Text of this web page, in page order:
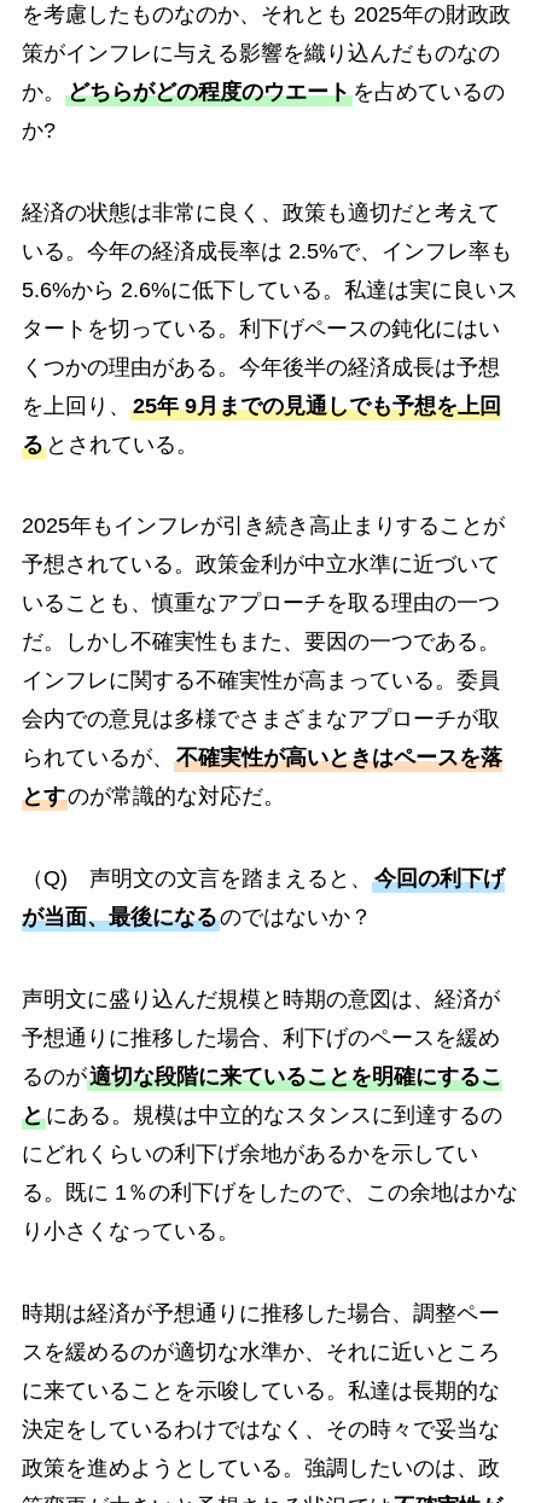
を考慮したものなのか、それとも 2025年の財政政
策がインフレに与える影響を織り込んだものなの
か。 どちらがどの程度のウエートを占めているの
か?
経済の状態は非常に良く、政策も適切だと考えて
いる。今年の経済成長率は 2.5%で、インフレ率も
5.6%から 2.6%に低下している。私達は実に良いス
タートを切っている。利下げペースの鈍化にはい
くつかの理由がある。今年後半の経済成長は予想
を上回り、 25年 9月までの見通しでも予想を上回
るとされている。
2025年もインフレが引き続き高止まりすることが
予想されている。政策金利が中立水準に近づいて
いることも、慎重なアプローチを取る理由の一つ
だ。しかし不確実性もまた、要因の一つである。
インフレに関する不確実性が高まっている。委員
会内での意見は多様でさまざまなアプローチが取
られているが、 不確実性が高いときはペースを落
とすのが常識的な対応だ。
（Q) 声明文の文言を踏まえると、 今回の利下げ
が当面、最後になるのではないか？
声明文に盛り込んだ規模と時期の意図は、経済が
予想通りに推移した場合、利下げのペースを緩め
るのが適切な段階に来ていることを明確にするこ
とにある。規模は中立的なスタンスに到達するの
にどれくらいの利下げ余地があるかを示してい
る。既に 1％の利下げをしたので、この余地はかな
り小さくなっている。
時期は経済が予想通りに推移した場合、調整ペー
スを緩めるのが適切な水準か、それに近いところ
に来ていることを示唆している。私達は長期的な
決定をしているわけではなく、その時々で妥当な
政策を進めようとしている。強調したいのは、政